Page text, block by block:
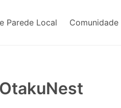
Parede Local
OtakuNest